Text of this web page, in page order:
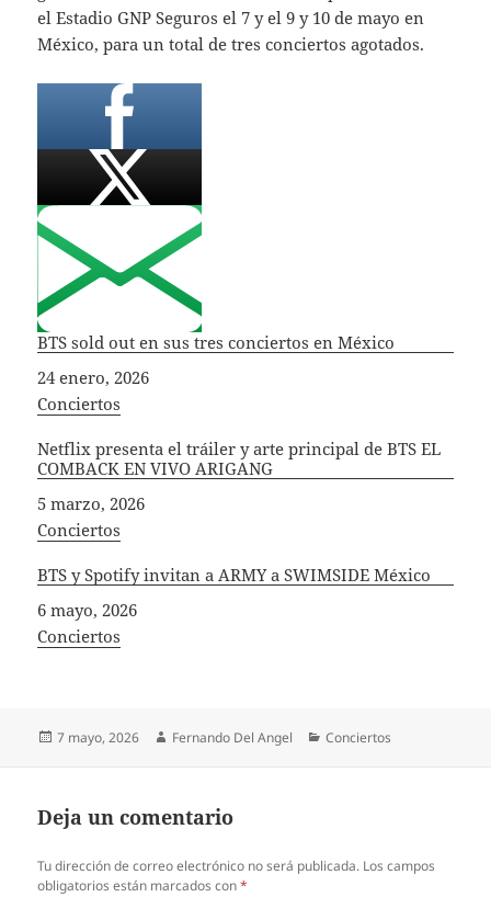
el Estadio GNP Seguros el 7 y el 9 y 10 de mayo en
México, para un total de tres conciertos agotados.
BTS sold out en sus tres conciertos en México
Fecha
24 enero, 2026
In relation to
Conciertos
Netflix presenta el tráiler y arte principal de BTS EL
COMBACK EN VIVO ARIGANG
Fecha
5 marzo, 2026
In relation to
Conciertos
BTS y Spotify invitan a ARMY a SWIMSIDE México
Fecha
6 mayo, 2026
In relation to
Conciertos
Publicado
7 mayo, 2026 Autor
Fernando Del Angel Categorías
Conciertos
Deja un comentario
Tu dirección de correo electrónico no será publicada. Los campos
obligatorios están marcados con*